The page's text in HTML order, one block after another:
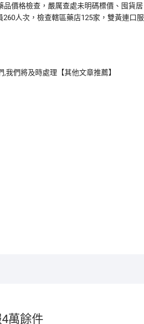
價格檢查，嚴厲查處未明碼標價、囤貨居
人次，檢查轄區藥店125家，雙黃連口服
們將及時處理【其他文章推薦】
萬餘件